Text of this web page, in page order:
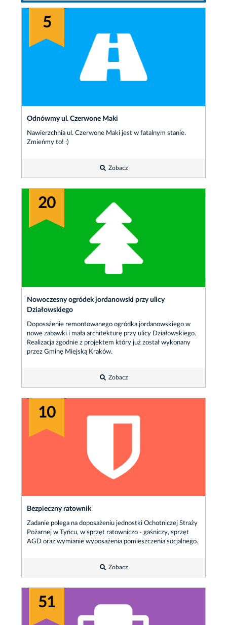
5
Odnówmy ul. Czerwone Maki
Nawierzchnia ul. Czerwone Maki jest w fatalnym stanie.
Zmieńmy to! :)
Zobacz
20
Nowoczesny ogródek jordanowski przy ulicy
Działowskiego
Doposażenie remontowanego ogródka jordanowskiego w
nowe zabawki i mała architekturę przy ulicy Działowskiego.
Realizacja zgodnie z projektem który już został wykonany
przez Gminę Miejską Kraków.
Zobacz
10
Bezpieczny ratownik
Zadanie polega na doposażeniu jednostki Ochotniczej Straży
Pożarnej w Tyńcu, w sprzęt ratowniczo - gaśniczy, sprzęt
AGD oraz wymianie wyposażenia pomieszczenia socjalnego.
Zobacz
51